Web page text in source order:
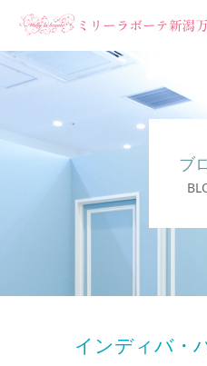
ブ
インディバ・
エステメニュー
ブライダルエステ
サロン案内